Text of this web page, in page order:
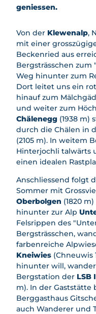
geniessen.
Von der Klewenalp,
mit einer
Beckenried aus
Bergsträsschen zum
Weg hinunter zum
Dort leitet uns ein
hinauf zum
und weiter zum
Chälenegg (1938 m)
durch die Chälen in
(2105 m). In weitem
Hinterjochli talwärts
einen idealen
Anschliessend folgt
Sommer mit
Oberbolgen (1820
hinunter zur Alp
Felsrippen des
Bergsträsschen,
farbenreiche
Kneiwies (Chneuwis
hinunter will,
Bergstation der LSB
m). In der Gaststätte
Berggasthaus
auch Wanderer und